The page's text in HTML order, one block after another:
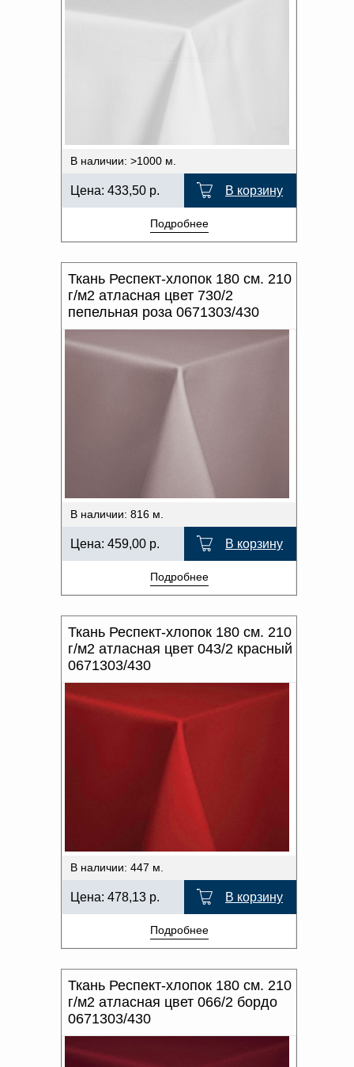
В наличии: >1000 м.
Цена: 433,50 р. В корзину
Подробнее
Ткань Респект-хлопок 180 см. 210
г/м2 атласная цвет 730/2
пепельная роза 0671303/430
В наличии: 816 м.
Цена: 459,00 р. В корзину
Подробнее
Ткань Респект-хлопок 180 см. 210
г/м2 атласная цвет 043/2 красный
0671303/430
В наличии: 447 м.
Цена: 478,13 р. В корзину
Подробнее
Ткань Респект-хлопок 180 см. 210
г/м2 атласная цвет 066/2 бордо
0671303/430